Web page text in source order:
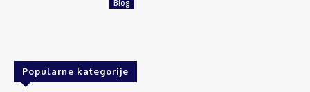
Blog
Popularne kategorije